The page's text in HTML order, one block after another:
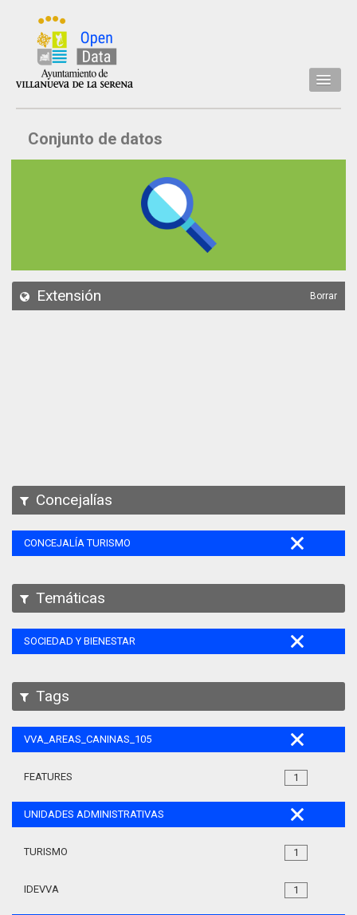
Inicio
Datos
API
Conjunto de datos
Extensión Borrar
Concejalías
CONCEJALÍA TURISMO
Temáticas
SOCIEDAD Y BIENESTAR
Tags
VVA_AREAS_CANINAS_105
1
FEATURES
UNIDADES ADMINISTRATIVAS
1
TURISMO
1
IDEVVA